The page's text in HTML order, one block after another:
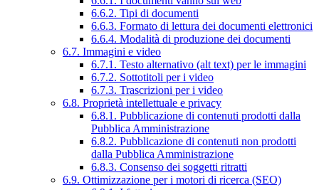
6.6.2. Tipi di documenti
6.6.3. Formato di lettura dei documenti elettronici
6.6.4. Modalità di produzione dei documenti
6.7. Immagini e video
6.7.1. Testo alternativo (alt text) per le immagini
6.7.2. Sottotitoli per i video
6.7.3. Trascrizioni per i video
6.8. Proprietà intellettuale e privacy
6.8.1. Pubblicazione di contenuti prodotti dalla
Pubblica Amministrazione
6.8.2. Pubblicazione di contenuti non prodotti
dalla Pubblica Amministrazione
6.8.3. Consenso dei soggetti ritratti
6.9. Ottimizzazione per i motori di ricerca (SEO)